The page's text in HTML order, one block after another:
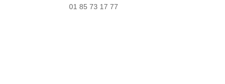
01 85 73 17 77